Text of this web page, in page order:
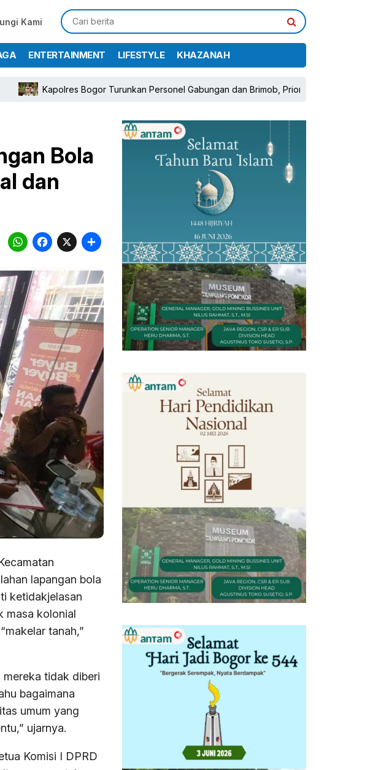
Kami
ENTERTAINMENT LIFESTYLE KHAZANAH
Bogor Turunkan Personel Gabungan dan Brimob, Prioritaskan Pengamanan Konflik Lahan
Bola
dan
WhatsApp
Facebook
X Share
lapangan bola
ketidakjelasan
masa kolonial
tanah,”
tidak diberi
bagaimana
umum yang
ujarnya.
Komisi I DPRD